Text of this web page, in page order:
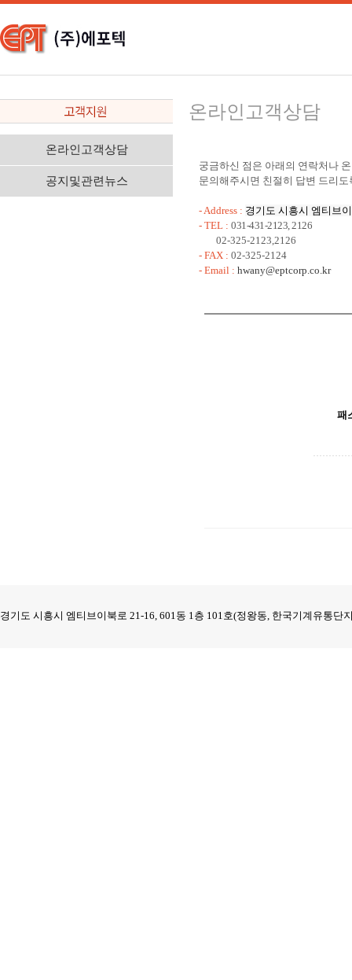
온라인고객상담
공지및관련뉴스
온라인고객상담
궁금하신 점은 아래의 연락처나
문의해주시면 친절히 답변 드리도
- Address : 경기도 시흥시 엠티브
- TEL : 031-431-2123, 2126
02-325-2123,2126
- FAX : 02-325-2124
- Email : hwany@eptcorp.co.kr
패
경기도 시흥시 엠티브이북로 21-16, 601동 1층 101호(정왕동, 한국기계유통